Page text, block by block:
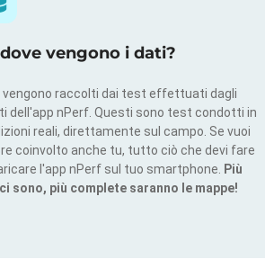
vengono i dati?
vengono raccolti dai test effettuati dagli
dell'app nPerf. Questi sono test condotti in
reali, direttamente sul campo. Se vuoi
coinvolto anche tu, tutto ciò che devi fare
l'app nPerf sul tuo smartphone.
Più
sono, più complete saranno le mappe!